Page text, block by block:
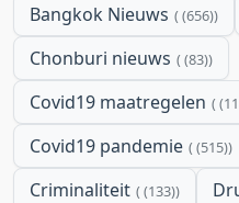
Bangkok Nieuws (656)
Chonburi nieuws (83)
Covid19 maatregelen
Covid19 pandemie (515)
Criminaliteit (133)